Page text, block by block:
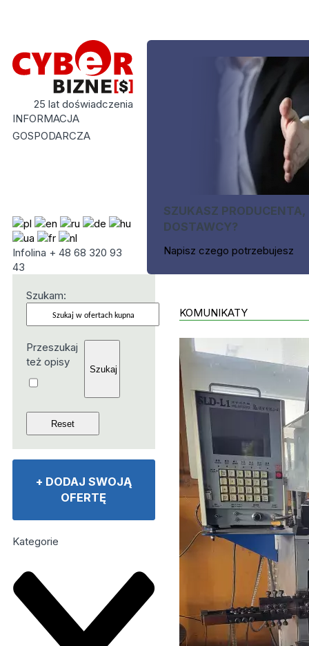
25 lat doświadczenia
INFORMACJA
GOSPODARCZA
Infolina + 48 68 320 93
43
SZUKASZ PRODUCENTA,
DOSTAWCY?
Napisz czego potrzebujesz
Szukam:
Przeszukaj
też opisy
+ DODAJ SWOJĄ
OFERTĘ
Kategorie
KOMUNIKATY